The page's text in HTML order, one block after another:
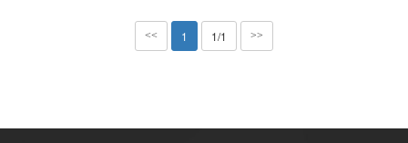
<< 1 1/1 >>